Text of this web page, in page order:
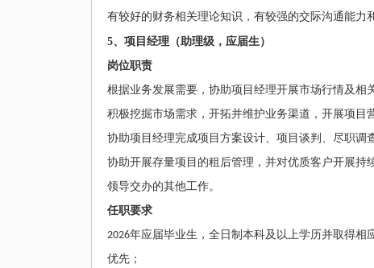
有较好的财务相关理论知识，有较强的交际沟通能力
5、 项目经理（助理级，应届生）
岗位职责
根据业务发展需要，协助项目经理开展市场行情及相
积极挖掘市场需求，开拓并维护业务渠道，开展项目
协助项目经理完成项目方案设计、项目谈判、尽职调
协助开展存量项目的租后管理，并对优质客户开展持
领导交办的其他工作。
任职要求
2026年应届毕业生，全日制本科及以上学历并取得相
优先；